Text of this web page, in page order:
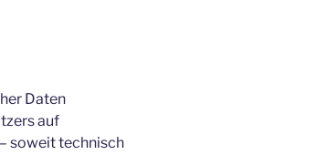
Daten
auf
soweit technisch